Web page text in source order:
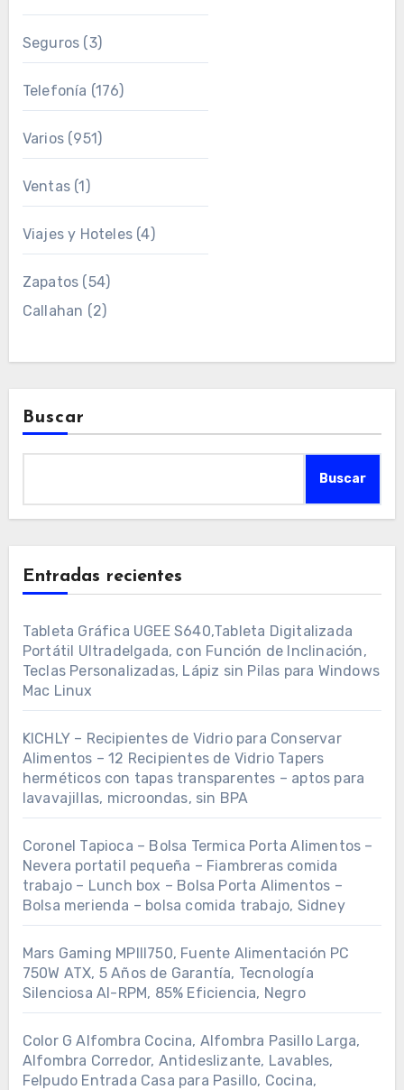
Seguros (3)
Telefonía (176)
Varios(951)
Ventas(1)
Viajes y Hoteles(4)
Zapatos (54)
Callahan (2)
Buscar
Buscar
Entradas recientes
Tableta Gráfica UGEE S640,Tableta Digitalizada
Portátil Ultradelgada, con Función de Inclinación,
Teclas Personalizadas, Lápiz sin Pilas para Windows
Mac Linux
KICHLY – Recipientes de Vidrio para Conservar
Alimentos – 12 Recipientes de Vidrio Tapers
herméticos con tapas transparentes – aptos para
lavavajillas, microondas, sin BPA
Coronel Tapioca – Bolsa Termica Porta Alimentos –
Nevera portatil pequeña – Fiambreras comida
trabajo – Lunch box – Bolsa Porta Alimentos –
Bolsa merienda – bolsa comida trabajo, Sidney
Mars Gaming MPIII750, Fuente Alimentación PC
750W ATX, 5 Años de Garantía, Tecnología
Silenciosa AI-RPM, 85% Eficiencia, Negro
Color G Alfombra Cocina, Alfombra Pasillo Larga,
Alfombra Corredor, Antideslizante, Lavables,
Felpudo Entrada Casa para Pasillo, Cocina,